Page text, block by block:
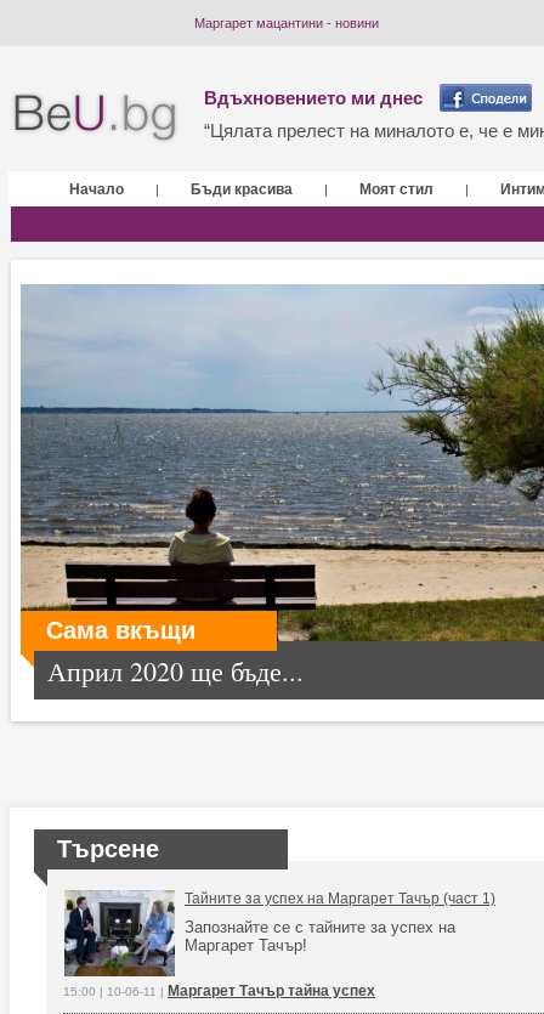
Маргарет мацантини - новини
Вдъхновението ми днес
“Цялата прелест на миналото е, че е
Начало | Бъди красива | Моят стил |
Сама вкъщи
Април 2020 ще бъде...
Търсене
Тайните за успех на Маргарет Тачър (част 1)
Запознайте се с тайните за успех на
Маргарет Тачър!
15:00 | 10-06-11 | Маргарет Тачър тайна успех